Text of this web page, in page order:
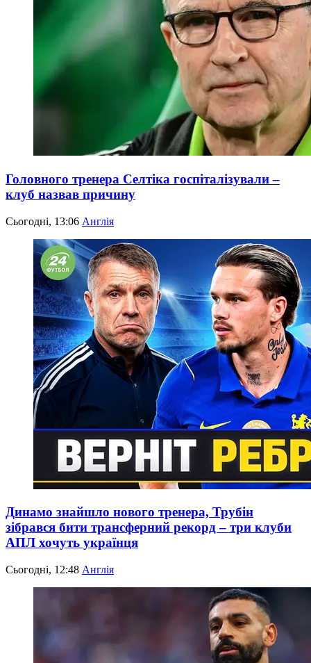
Головного тренера Селтіка госпіталізували –
клуб назвав причину
Сьогодні, 13:06 Англія
Динамо знайшло нового тренера, Трубін
зібрався бити трансферний рекорд – три клуби
АПЛ хочуть українця
Сьогодні, 12:48 Англія